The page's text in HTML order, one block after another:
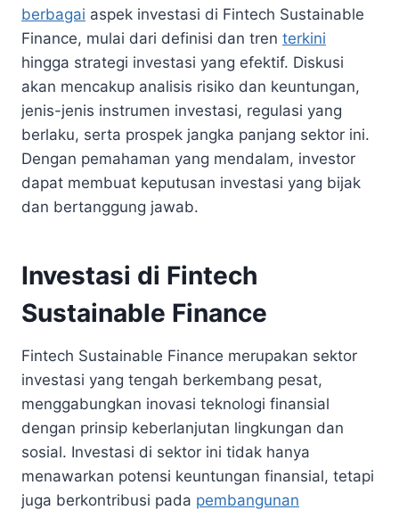
berbagai aspek investasi di Fintech Sustainable
Finance, mulai dari definisi dan tren terkini
hingga strategi investasi yang efektif. Diskusi
akan mencakup analisis risiko dan keuntungan,
jenis-jenis instrumen investasi, regulasi yang
berlaku, serta prospek jangka panjang sektor ini.
Dengan pemahaman yang mendalam, investor
dapat membuat keputusan investasi yang bijak
dan bertanggung jawab.
Investasi di Fintech
Sustainable Finance
Fintech Sustainable Finance merupakan sektor
investasi yang tengah berkembang pesat,
menggabungkan inovasi teknologi finansial
dengan prinsip keberlanjutan lingkungan dan
sosial. Investasi di sektor ini tidak hanya
menawarkan potensi keuntungan finansial, tetapi
juga berkontribusi pada pembangunan